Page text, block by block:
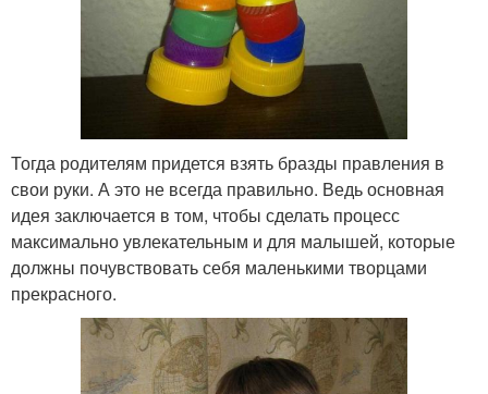
Тогда родителям придется взять бразды правления в
свои руки. А это не всегда правильно. Ведь основная
идея заключается в том, чтобы сделать процесс
максимально увлекательным и для малышей, которые
должны почувствовать себя маленькими творцами
прекрасного.